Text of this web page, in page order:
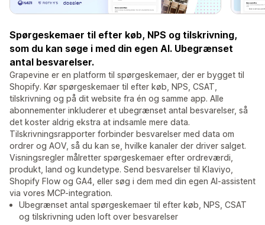
Spørgeskemaer til efter køb, NPS og tilskrivning,
som du kan søge i med din egen AI. Ubegrænset
antal besvarelser.
Grapevine er en platform til spørgeskemaer, der er bygget til
Shopify. Kør spørgeskemaer til efter køb, NPS, CSAT,
tilskrivning og på dit website fra én og samme app. Alle
abonnementer inkluderer et ubegrænset antal besvarelser, så
det koster aldrig ekstra at indsamle mere data.
Tilskrivningsrapporter forbinder besvarelser med data om
ordrer og AOV, så du kan se, hvilke kanaler der driver salget.
Visningsregler målretter spørgeskemaer efter ordreværdi,
produkt, land og kundetype. Send besvarelser til Klaviyo,
Shopify Flow og GA4, eller søg i dem med din egen AI-assistent
via vores MCP-integration.
Ubegrænset antal spørgeskemaer til efter køb, NPS, CSAT
og tilskrivning uden loft over besvarelser